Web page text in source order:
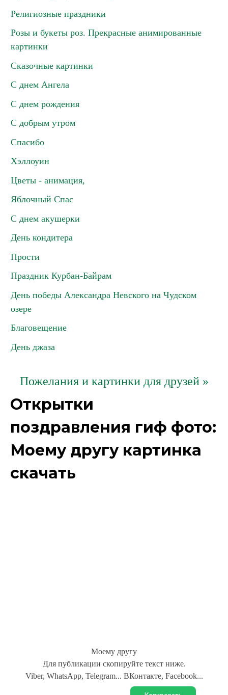
Религиозные праздники
Розы и букеты роз. Прекрасные анимированные
картинки
Сказочные картинки
С днем Ангела
С днем рождения
С добрым утром
Спасибо
Хэллоуин
Цветы - анимация,
Яблочный Спас
С днем акушерки
День кондитера
Прости
Праздник Курбан-Байрам
День победы Александра Невского на Чудском
озере
Благовещение
День джаза
Пожелания и картинки для друзей »
Открытки
поздравления гиф фото:
Моему другу картинка
скачать
Моему другу
Для публикации скопируйте текст ниже.
Viber, WhatsApp, Telegram... ВКонтакте, Facebook...